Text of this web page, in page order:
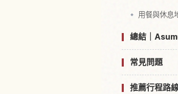
用餐與休息
總結｜
常見問題
推薦行程路